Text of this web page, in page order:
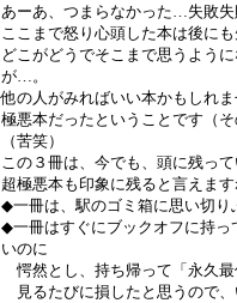
あーあ、つまらなかった…失敗
ここまで怒り心頭した本は後に
どこがどうでそこまで思うよう
が…。
他の人がみればいい本かもしれ
極悪本だったということです（
（苦笑）
この３冊は、今でも、頭に残っ
超極悪本も印象に残ると言えま
◆一冊は、駅のゴミ箱に思い切り
◆一冊はすぐにブックオフに持
いのに
愕然とし、持ち帰って「永久
見るたびに損したと思うので